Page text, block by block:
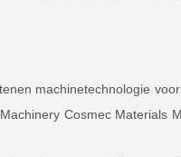
machinetechnologie
Cosmec Materials